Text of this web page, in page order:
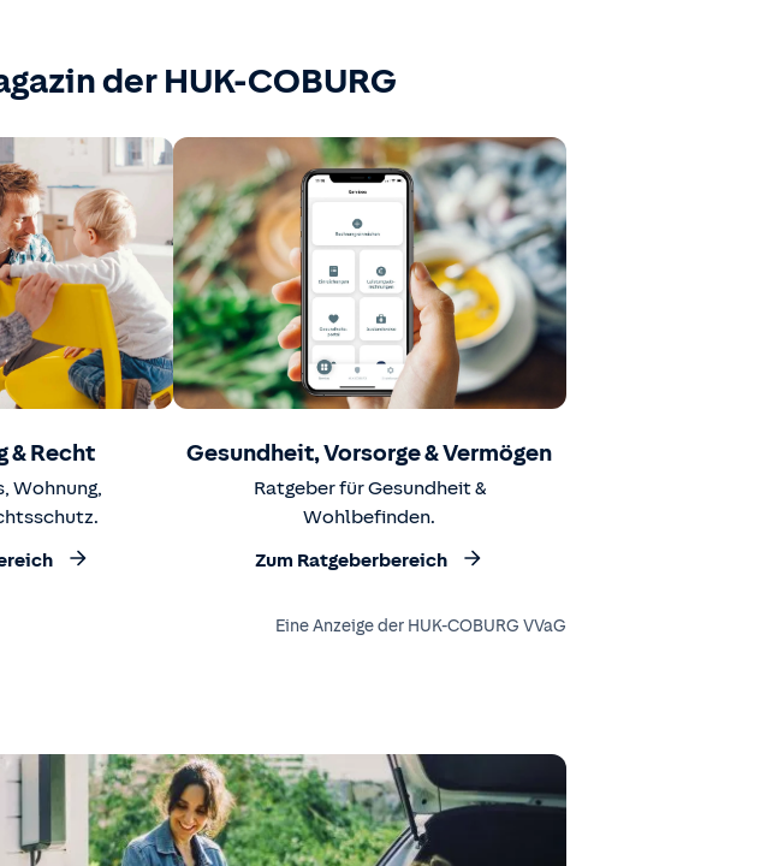
der HUK-COBURG
& Recht
Wohnung,
Gesundheit, Vorsorge & Vermögen
Ratgeber für Gesundheit &
Wohlbefinden.
Zum Ratgeberbereich
Eine Anzeige der HUK-COBURG VVaG